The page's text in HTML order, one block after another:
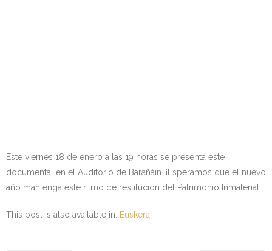
Este viernes 18 de enero a las 19 horas se presenta este
documental en el Auditorio de Barañáin. ¡Esperamos que el nuevo
año mantenga este ritmo de restitución del Patrimonio Inmaterial!
This post is also available in: Euskera